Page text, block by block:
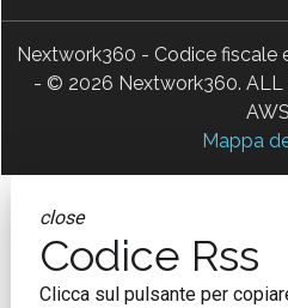
Nextwork360 - Codice fiscale
- © 2026 Nextwork360. ALL
AWS
Mappa
close
Codice Rss
Clicca sul pulsante per